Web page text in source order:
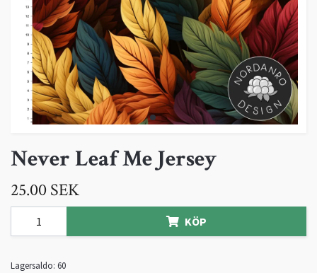
Never Leaf Me Jersey
25.00 SEK
KÖP
Lagersaldo: 60